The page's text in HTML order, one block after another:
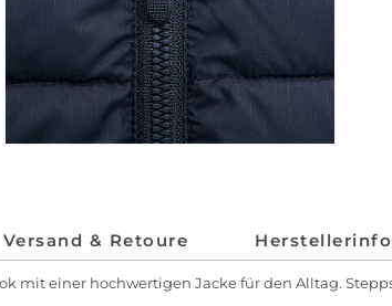
Versand & Retoure
mit einer hochwertigen Jacke für den Alltag.